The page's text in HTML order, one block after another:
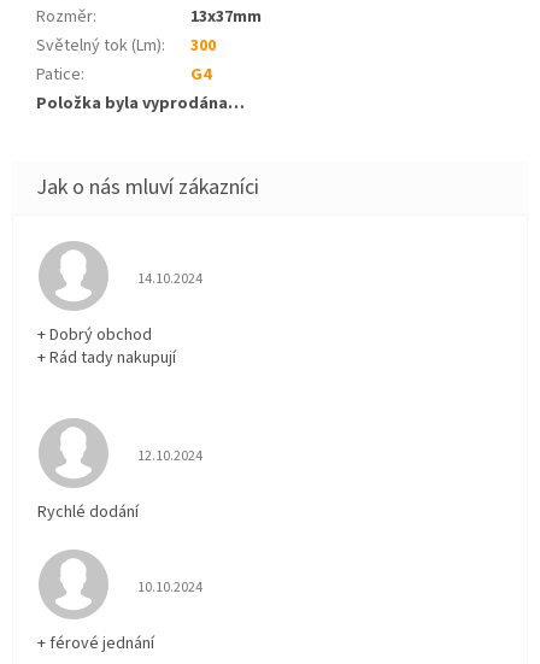
Rozměr:
13x37mm
Světelný tok (Lm):
300
Patice:
G4
Položka byla vyprodána…
Hodnocení obchodu je 5 z 5 hvězdiček.
14.10.2024
+ Dobrý obchod
+ Rád tady nakupují
Hodnocení obchodu je 5 z 5 hvězdiček.
12.10.2024
Rychlé dodání
Hodnocení obchodu je 5 z 5 hvězdiček.
10.10.2024
+ férové jednání